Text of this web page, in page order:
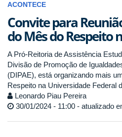
ACONTECE
Convite para
do Mês do Respeito
A Pró-Reitoria de Assistência
Divisão de Promoção de
(DIPAE), está organizando mais
Respeito na Universidade Federal
Leonardo Piau Pereira
30/01/2024 - 11:00 - atualizado